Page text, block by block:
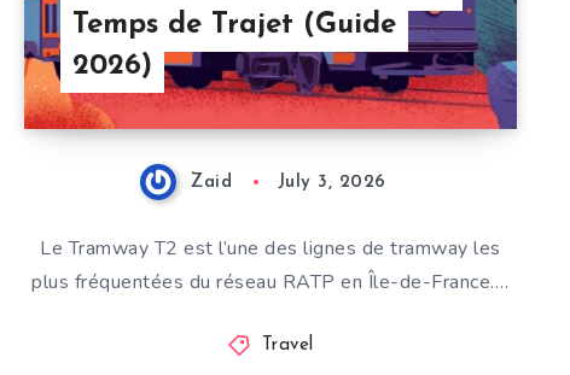
Temps de Trajet (Guide
2026)
Zaid July 3, 2026
Le Tramway T2 est l’une des lignes de tramway les
plus fréquentées du réseau RATP en Île-de-France….
Travel